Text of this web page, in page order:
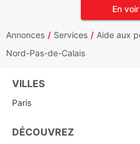
En
Annonces Services
Aide aux
Nord-Pas-de-Calais
VILLES
Paris
DÉCOUVREZ